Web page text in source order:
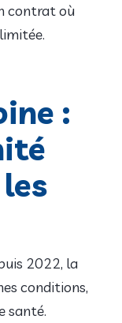
contrat où
:
2022, la
conditions,
santé.